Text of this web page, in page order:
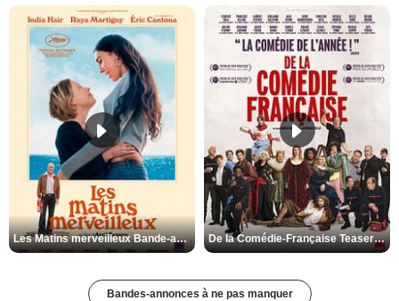
Les Matins merveilleux Bande-annonce VF De la Comédie-Française Teaser VF
Bandes-annonces à ne pas manquer